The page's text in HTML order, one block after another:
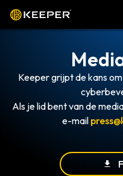
Keeper grijpt de kans
Als je lid bent van de
e-mail